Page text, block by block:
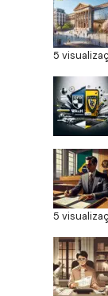
5
5